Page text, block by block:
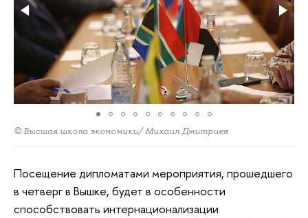
© Высшая школа экономики/ Михаил Дмитриев
Посещение дипломатами мероприятия, прошедшего
в четверг в Вышке, будет в особенности
способствовать интернационализации